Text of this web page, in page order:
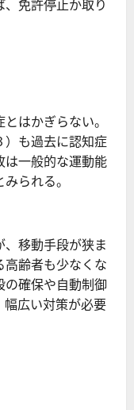
免許停止か取り
はかぎらない。
）も過去に認知症
は一般的な運動能
られる。
移動手段が狭ま
高齢者も少なくな
の確保や自動制御
幅広い対策が必要